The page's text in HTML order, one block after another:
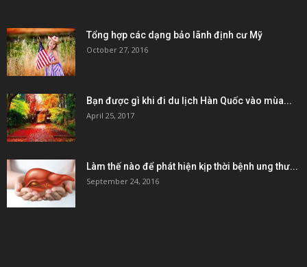
Tổng hợp các dạng bảo lãnh định cư Mỹ
October 27, 2016
Bạn được gì khi đi du lịch Hàn Quốc vào mùa...
April 25, 2017
Làm thế nào để phát hiện kịp thời bệnh ung thư...
September 24, 2016